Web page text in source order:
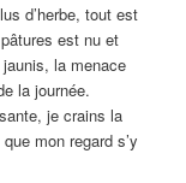
d’herbe, tout est
est nu et
la menace
la journée.
je crains la
mon regard s’y